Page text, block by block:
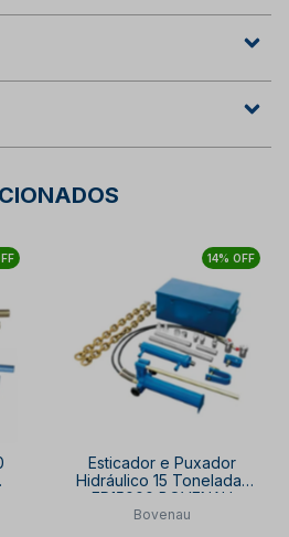
14% OFF
Esticador e Puxador
Hidráulico 15 Toneladas
EP15000 BOVENAU
Bovenau